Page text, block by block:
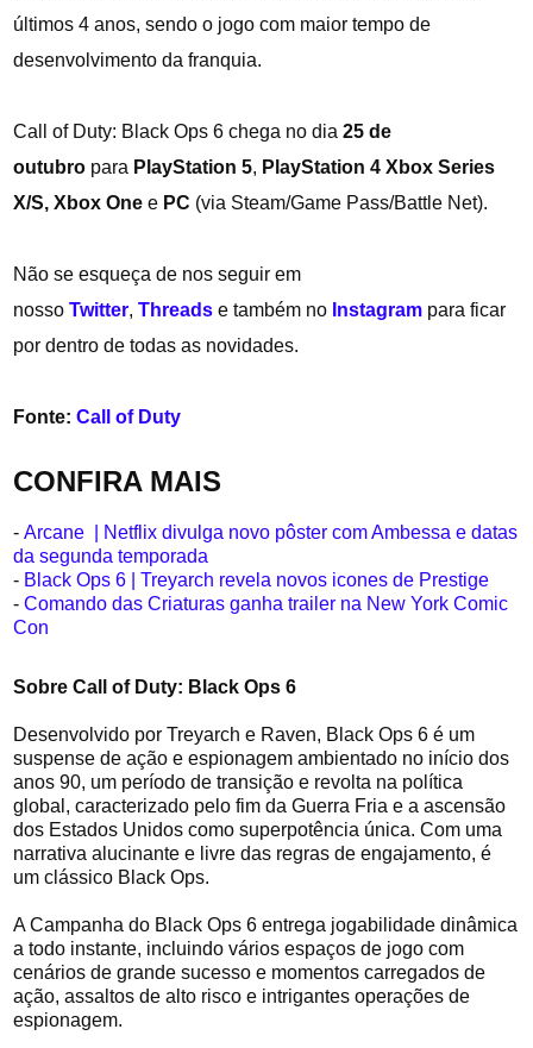
últimos 4 anos, sendo o jogo com maior tempo de
desenvolvimento da franquia.
Call of Duty: Black Ops 6 chega no dia25 de
outubro para PlayStation 5, PlayStation 4 Xbox Series
X/S,Xbox One e PC (via Steam/Game Pass/Battle Net).
Não se esqueça de nos seguir em
nossoTwitter, Threads e também no Instagram para ficar
por dentro de todas as novidades.
Fonte:Call of Duty
CONFIRA MAIS
-Arcane | Netflix divulga novo pôster com Ambessa e datas
da segunda temporada
- Black Ops 6 | Treyarch revela novos icones de Prestige
-Comando das Criaturas ganha trailer na New York Comic
Con
SobreCall of Duty: Black Ops 6
Desenvolvido por Treyarch e Raven, Black Ops 6 é um
suspense de ação e espionagem ambientado no início dos
anos 90, um período de transição e revolta na política
global, caracterizado pelo fim da Guerra Fria e a ascensão
dos Estados Unidos como superpotência única. Com uma
narrativa alucinante e livre das regras de engajamento, é
um clássico Black Ops.
A Campanha do Black Ops 6 entrega jogabilidade dinâmica
a todo instante, incluindo vários espaços de jogo com
cenários de grande sucesso e momentos carregados de
ação, assaltos de alto risco e intrigantes operações de
espionagem.